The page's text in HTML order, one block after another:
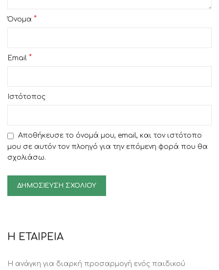
Όνομα *
Email *
Ιστότοπος
Αποθήκευσε το όνομά μου, email, και τον ιστότοπο
μου σε αυτόν τον πλοηγό για την επόμενη φορά που θα
σχολιάσω.
Η ΕΤΑΙΡΕΙΑ
Η ανάγκη για διαρκή προσαρμογή ενός παιδικού